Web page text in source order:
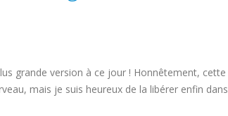
grande version à ce jour ! Honnêtement,
mais je suis heureux de la libérer enfin